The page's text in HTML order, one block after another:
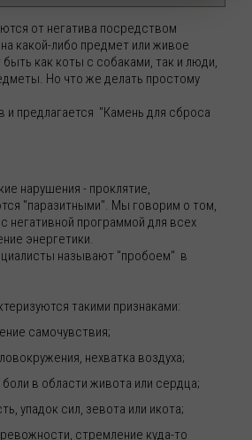
от негатива посредством
какой-либо предмет или живое
как коты с собаками, так и люди,
Но что же делать простому
и предлагается "Камень для сброса
нарушения - проклятие,
"паразитными". Мы говорим о том,
негативной программой для всех
энергетики.
называют "пробоем" в
такими признаками:
самочувствия;
нехватка воздуха;
в области живота или сердца;
упадок сил, зевота или икота;
стремление куда-то